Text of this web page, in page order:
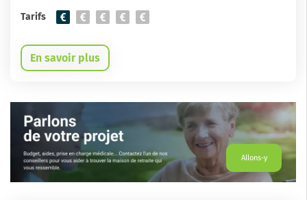
Tarifs
En savoir plus
Allons-y